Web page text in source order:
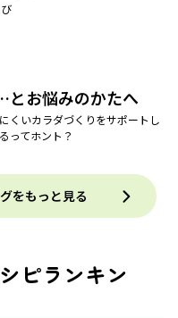
お悩みのかたへ
くいカラダづくりをサポートし
ってホント？
をもっと見る
ピランキン